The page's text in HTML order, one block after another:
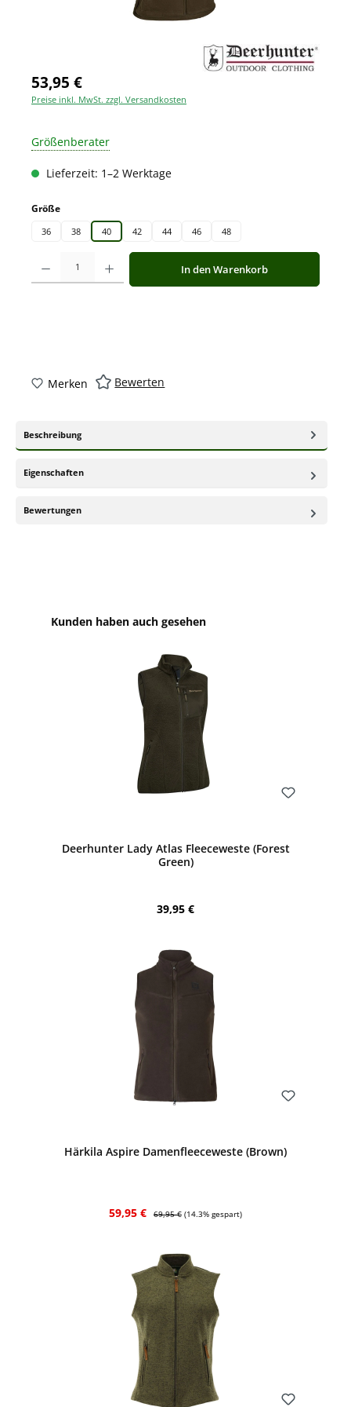
53,95 €
Preise inkl. MwSt. zzgl. Versandkosten
Größenberater
Lieferzeit: 1–2 Werktage
Größeauswählen
36 38 40 42 44 46 48
Produkt Anzahl: Gib den gewünschten Wert ein oder benutze die
In den Warenkorb
Merken Bewerten
Beschreibung
Eigenschaften
Bewertungen
Produktgalerie überspringen
Kunden haben auch gesehen
Deerhunter Lady Atlas Fleeceweste (Forest
Green)
Regulärer Preis:
39,95 €
Härkila Aspire Damenfleeceweste (Brown)
Verkaufspreis:
59,95 € 69,95 € (14.3% gespart)